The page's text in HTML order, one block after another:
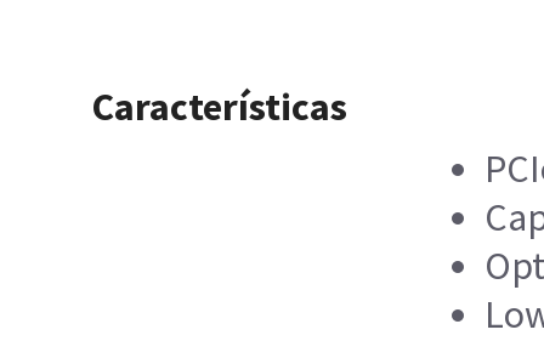
Características